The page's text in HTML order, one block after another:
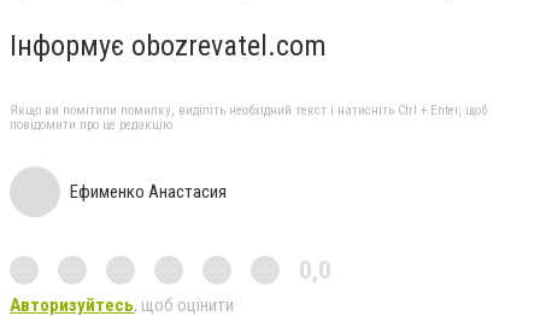
Інформує obozrevatel.com
Якщо ви помітили помилку, виділіть необхідний текст і натисніть Ctrl + Enter, щоб
повідомити про це редакцію
Ефименко Анастасия
0,0
Авторизуйтесь, щоб оцінити